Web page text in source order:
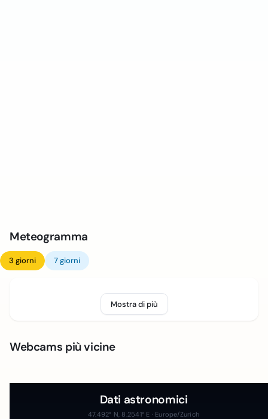
Meteogramma
3 giorni 7 giorni
Mostra di più
Webcams più vicine
Dati astronomici
47.492° N, 8.2541° E · Europe/Zurich